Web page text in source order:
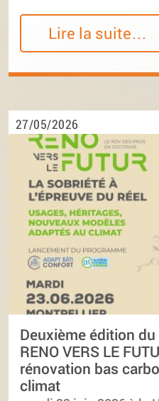
Lire la suite…
27/05/2026
Deuxième édition
RENO VERS LE
rénovation bas
climat